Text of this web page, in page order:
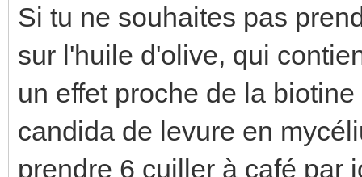
Si tu ne souhaites pas
sur l'huile d'olive, qui
un effet proche de la
candida de levure en
prendre 6 cuiller à café par